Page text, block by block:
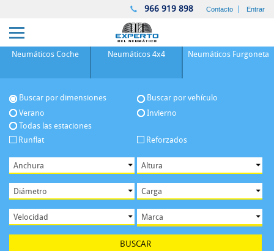
966 919 898 Contacto Entrar
Neumáticos Coche Neumáticos 4x4 Neumáticos Furgoneta
Buscar por dimensiones
Buscar por vehículo
Verano
Invierno
Todas las estaciones
Runflat
Reforzados
BUSCAR